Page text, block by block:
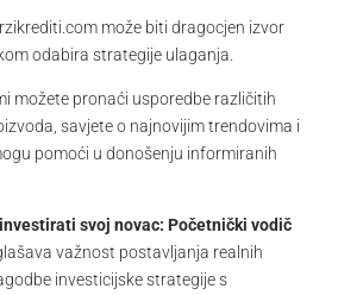
može biti dragocjen izvor
odabira strategije ulaganja.
možete pronaći usporedbe različitih
savjete o najnovijim trendovima i
pomoći u donošenju informiranih
svoj novac: Početnički vodič
važnost postavljanja realnih
investicijske strategije s